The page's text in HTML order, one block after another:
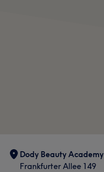
Dody Beauty Academy
Frankfurter Allee 149